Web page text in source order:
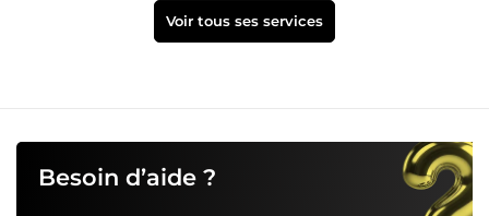
Voir tous ses services
Besoin d’aide ?